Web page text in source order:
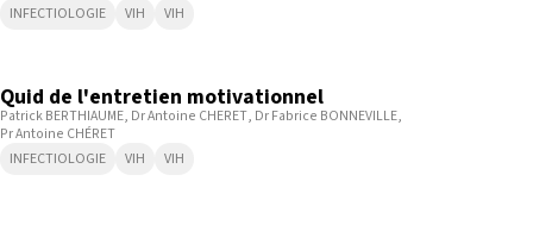
INFECTIOLOGIE
VIH VIH
Quid de l'entretien motivationnel
Patrick BERTHIAUME Dr Antoine CHERET Dr Fabrice BONNEVILLE
Pr Antoine CHÉRET
INFECTIOLOGIE
VIH VIH